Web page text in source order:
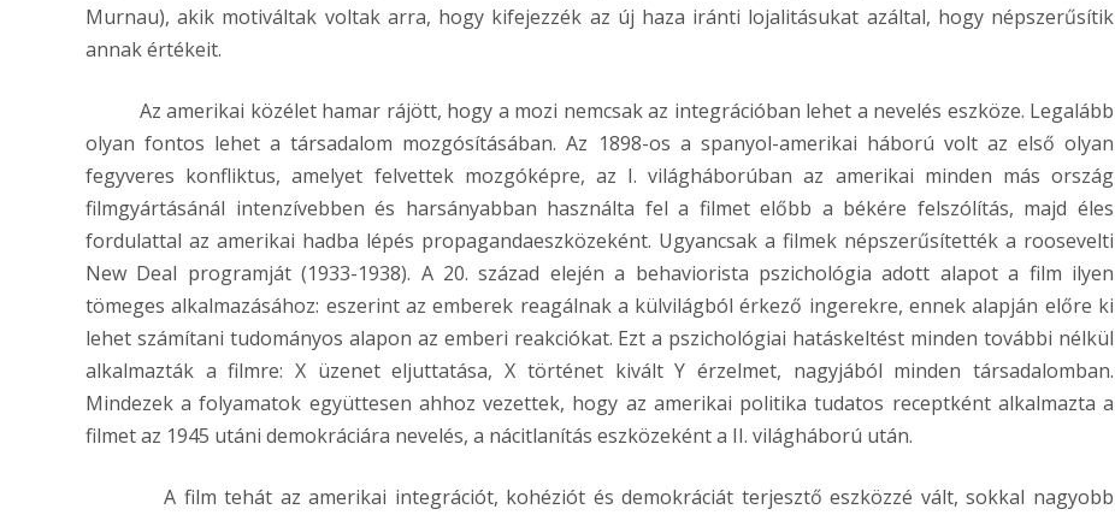
Murnau), akik motiváltak voltak arra, hogy kifejezzék az új haza iránti lojalitásukat azáltal, hogy népszerűsítik
annak értékeit.
Az amerikai közélet hamar rájött, hogy a mozi nemcsak az integrációban lehet a nevelés eszköze. Legalább
olyan fontos lehet a társadalom mozgósításában. Az 1898-os a spanyol-amerikai háború volt az első olyan
fegyveres konfliktus, amelyet felvettek mozgóképre, az I. világháborúban az amerikai minden más ország
filmgyártásánál intenzívebben és harsányabban használta fel a filmet előbb a békére felszólítás, majd éles
fordulattal az amerikai hadba lépés propagandaeszközeként. Ugyancsak a filmek népszerűsítették a roosevelti
New Deal programját (1933-1938). A 20. század elején a behaviorista pszichológia adott alapot a film ilyen
tömeges alkalmazásához: eszerint az emberek reagálnak a külvilágból érkező ingerekre, ennek alapján előre ki
lehet számítani tudományos alapon az emberi reakciókat. Ezt a pszichológiai hatáskeltést minden további nélkül
alkalmazták a filmre: X üzenet eljuttatása, X történet kivált Y érzelmet, nagyjából minden társadalomban.
Mindezek a folyamatok együttesen ahhoz vezettek, hogy az amerikai politika tudatos receptként alkalmazta a
filmet az 1945 utáni demokráciára nevelés, a nácitlanítás eszközeként a II. világháború után.
A film tehát az amerikai integrációt, kohéziót és demokráciát terjesztő eszközzé vált, sokkal nagyobb